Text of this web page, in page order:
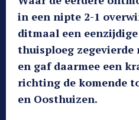
in een nipte 2-1
ditmaal een
thuisploeg
en gaf daarmee een
richting de komende
en Oosthuizen.